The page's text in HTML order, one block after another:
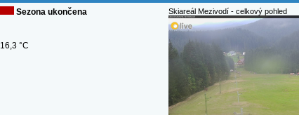
Sezona ukončena
16,3 °C
Skiareál Mezivodí - celkový pohled